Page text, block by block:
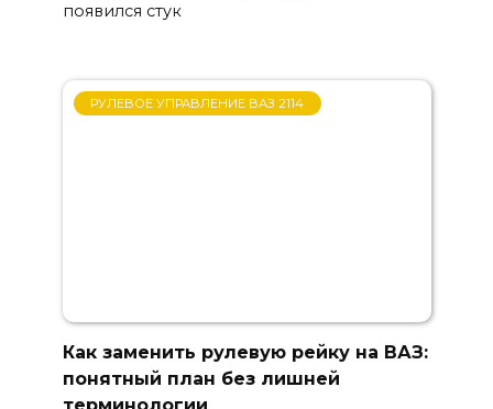
появился стук
РУЛЕВОЕ УПРАВЛЕНИЕ ВАЗ 2114
Как заменить рулевую рейку на ВАЗ:
понятный план без лишней
терминологии